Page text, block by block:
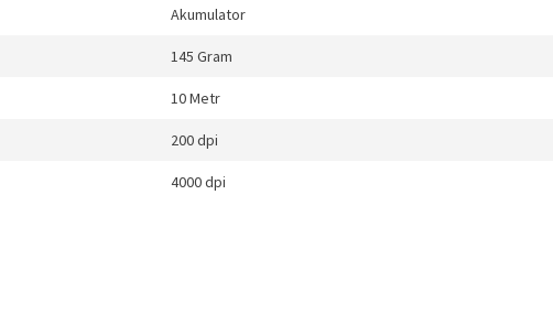
Akumulator
145 Gram
10 Metr
200 dpi
4000 dpi